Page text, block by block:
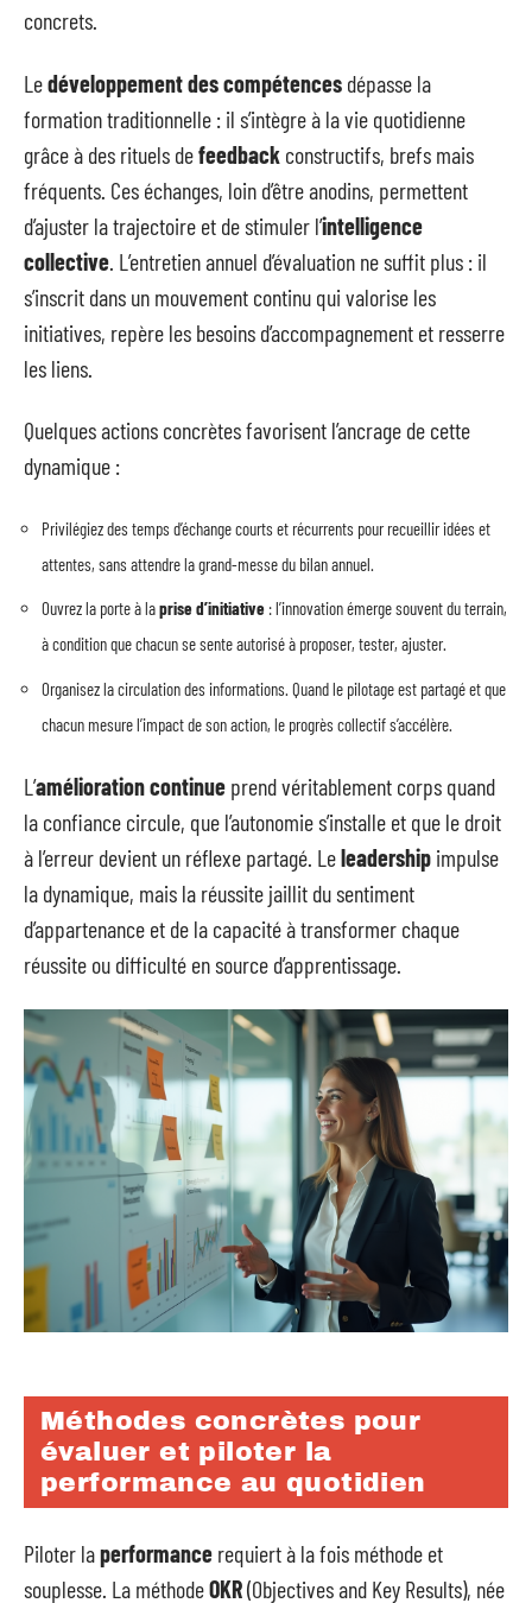
concrets.
Ledéveloppement des compétences dépasse la
formation traditionnelle : il s’intègre à la vie quotidienne
grâce à des rituels defeedback constructifs, brefs mais
fréquents. Ces échanges, loin d’être anodins, permettent
d’ajuster la trajectoire et de stimuler l’intelligence
collective . L’entretien annuel d’évaluation ne suffit plus : il
s’inscrit dans un mouvement continu qui valorise les
initiatives, repère les besoins d’accompagnement et resserre
les liens.
Quelques actions concrètes favorisent l’ancrage de cette
dynamique :
Privilégiez des temps d’échange courts et récurrents pour recueillir idées et
attentes, sans attendre la grand-messe du bilan annuel.
Ouvrez la porte à laprise d’initiative : l’innovation émerge souvent du terrain,
à condition que chacun se sente autorisé à proposer, tester, ajuster.
Organisez la circulation des informations. Quand le pilotage est partagé et que
chacun mesure l’impact de son action, le progrès collectif s’accélère.
L’amélioration continue prend véritablement corps quand
la confiance circule, que l’autonomie s’installe et que le droit
à l’erreur devient un réflexe partagé. Leleadership impulse
la dynamique, mais la réussite jaillit du sentiment
d’appartenance et de la capacité à transformer chaque
réussite ou difficulté en source d’apprentissage.
Méthodes concrètes pour
évaluer et piloter la
performance au quotidien
Piloter laperformance requiert à la fois méthode et
souplesse. La méthodeOKR(Objectives and Key Results), née